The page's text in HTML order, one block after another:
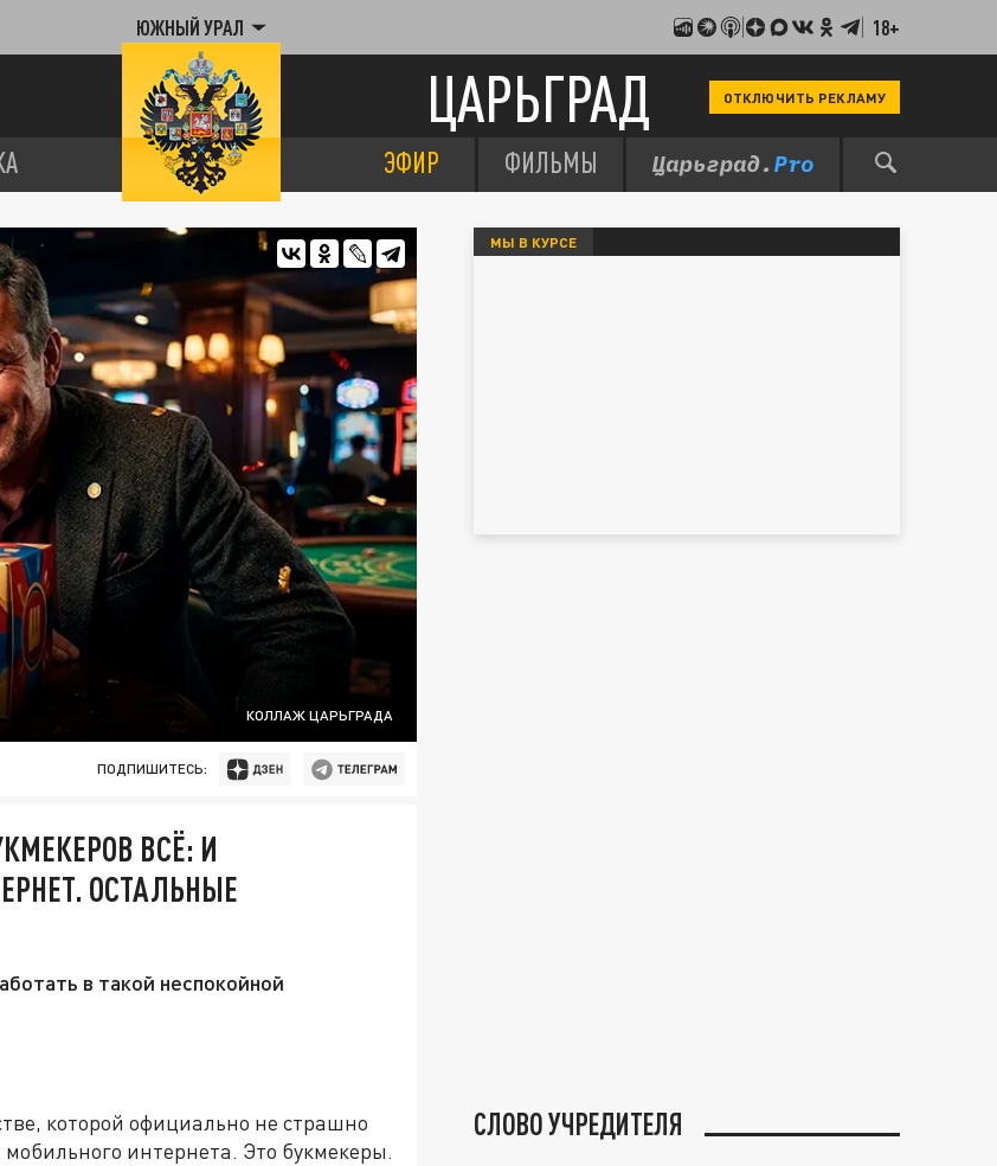
ЮЖНЫЙ УРАЛ 18+
ЦАРЬГРАД ОТКЛЮЧИТЬ РЕКЛАМУ
ЭФИР ФИЛЬМЫ
КОЛЛАЖ ЦАРЬГРАДА
ПОДПИШИТЕСЬ:
ВСЁ: И
ОСТАЛЬНЫЕ
в такой неспокойной
которой официально не страшно
интернета. Это букмекеры.
МЫ В КУРСЕ
СЛОВО УЧРЕДИТЕЛЯ